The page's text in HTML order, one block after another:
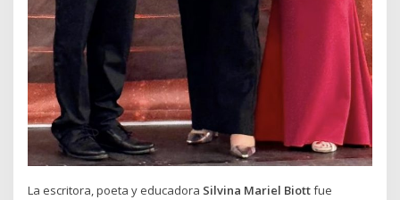
La escritora, poeta y educadora Silvina Mariel Biottfue